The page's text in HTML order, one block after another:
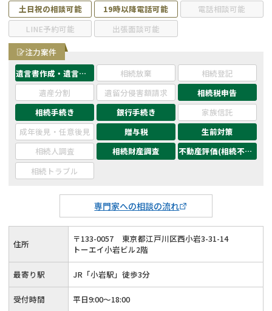
相続人調査
産)
相続登記
土日祝の相談可能
19時以降電話可能
電話相談可能
LINE予約可能
出張面談可能
専門家への相談の流れ
注力案件
遺言書作成・遺言執行
相続放棄
相続登記
遺産分割
遺留分侵害額請求
相続税申告
相続手続き
銀行手続き
家族信託
成年後見・任意後見
贈与税
生前対策
相続人調査
相続財産調査
不動産評価(相続不動産)
相続トラブル
住所 〒133-0057
東京都江戸川区西小岩3-31-14
トーエイ小岩ビル2階
最寄り駅 JR「小岩駅」徒歩3分
受付時間 平日9:00～18:00